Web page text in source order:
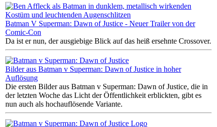
Batman V Superman: Dawn of Justice - Neuer Trailer von der
Comic-Con
Da ist er nun, der ausgiebige Blick auf das heiß ersehnte Crossover.
Bilder aus Batman v Superman: Dawn of Justice in hoher
Auflösung
Die ersten Bilder aus Batman v Superman: Dawn of Justice, die in
der letzten Woche das Licht der Öffentlichkeit erblickten, gibt es
nun auch als hochauflösende Variante.